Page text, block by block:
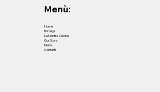
Menù:
Home
Bottega
La Nostra Cucina
Our Story
Menù
Contatti